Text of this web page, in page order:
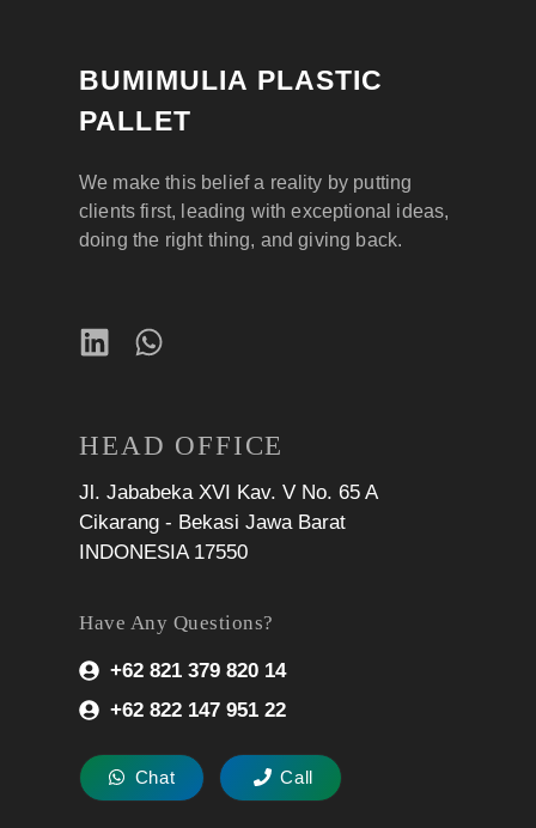
BUMIMULIA PLASTIC
PALLET
We make this belief a reality by putting
clients first, leading with exceptional ideas,
doing the right thing, and giving back.
HEAD OFFICE
Jl. Jababeka XVI Kav. V No. 65 A
Cikarang - Bekasi Jawa Barat
INDONESIA 17550
Have Any Questions?
+62 821 379 820 14
+62 822 147 951 22
Chat Call